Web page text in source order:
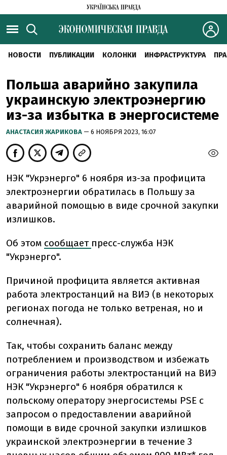
НОВОСТИ ПУБЛИКАЦИИ КОЛОНКИ ИНФРАСТРУКТУРА
Польша аварийно закупила
украинскую электроэнергию
из-за избытка в энергосистеме
АНАСТАСИЯ ЖАРИКОВА — 6 НОЯБРЯ 2023, 16:07
НЭК "Укрэнерго" 6 ноября из-за профицита
электроэнергии обратилась в Польшу за
аварийной помощью в виде срочной закупки
излишков.
Об этом сообщает пресс-служба НЭК
"Укрэнерго".
Причиной профицита является активная
работа электростанций на ВИЭ (в некоторых
регионах погода не только ветреная, но и
солнечная).
Так, чтобы сохранить баланс между
потреблением и производством и избежать
ограничения работы электростанций на ВИЭ
НЭК "Укрэнерго" 6 ноября обратился к
польскому оператору энергосистемы PSE с
запросом о предоставлении аварийной
помощи в виде срочной закупки излишков
украинской электроэнергии в течение 3